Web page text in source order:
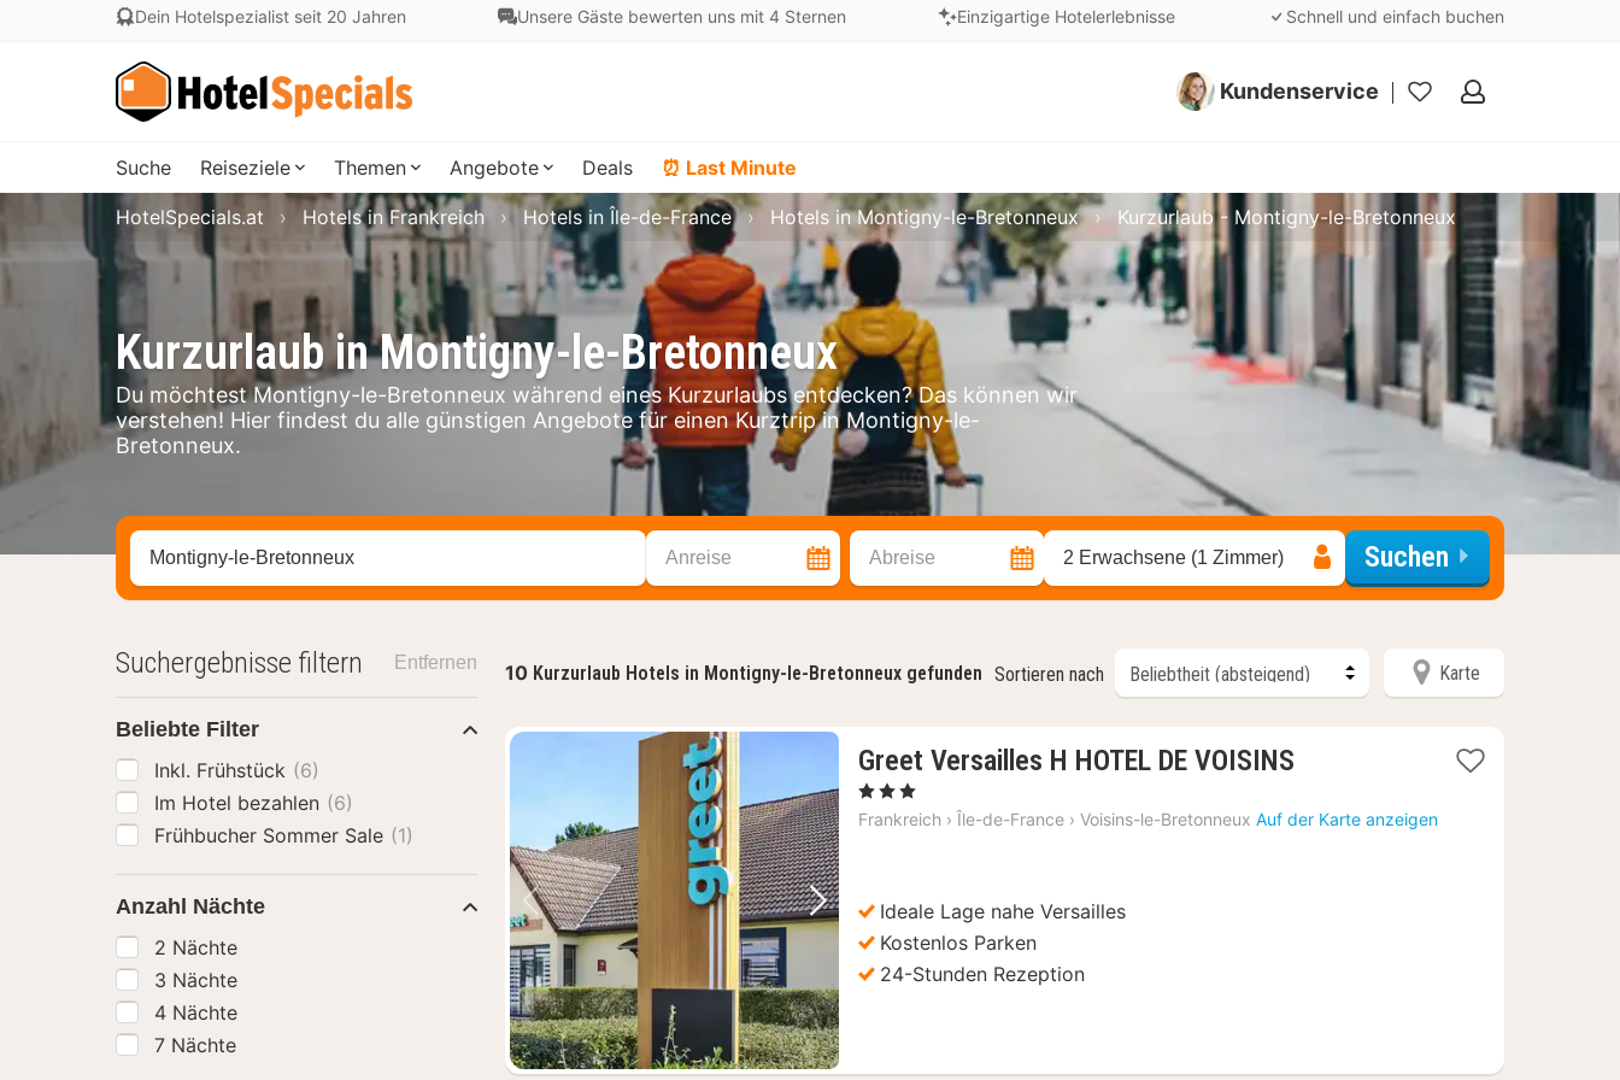
Dein Hotelspezialist seit 20 Jahren Unsere Gäste bewerten uns mit 4 Sternen Einzigartige Hotelerlebnisse Schnell und einfach buchen
Kundenservice
Meine
Suche Reiseziele Themen Angebote Deals ⏰ Last Minute
Kurzurlaub in Montigny-le-Bretonneux
Du möchtest Montigny-le-Bretonneux während eines Kurzurlaubs entdecken? Das können wir
verstehen! Hier findest du alle günstigen Angebote für einen Kurztrip in Montigny-le-
Bretonneux.
HotelSpecials.at Hotels in Frankreich Hotels in Île-de-France Hotels in Montigny-le-Bretonneux Kurzurlaub - Montigny-le-Bretonneux
Stadt, Region oder Hotel suchen Anreise Abreise 2 Erwachsene (1 Zimmer) Suchen
10 Kurzurlaub Hotels in Montigny-le-Bretonneux gefunden Sortieren nach Karte
Vorheriges Bild Nächstes Bild
Greet Versailles H HOTEL DE VOISINS
ab
, 3 Sterne
Frankreich › Île-de-France › Voisins-le-Bretonneux Auf der Karte anzeigen
Ideale Lage nahe Versailles
Kostenlos Parken
24-Stunden Rezeption
Suchergebnisse filtern Entfernen
Beliebte Filter
Inkl. Frühstück (6)
Im Hotel bezahlen (6)
Frühbucher Sommer Sale (1)
Anzahl Nächte
2 Nächte
3 Nächte
4 Nächte
7 Nächte